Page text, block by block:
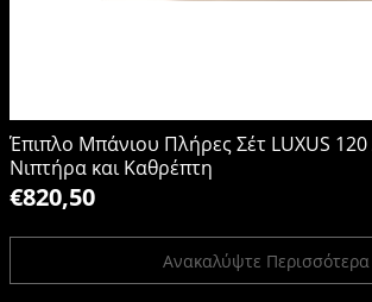
Έπιπλο Μπάνιου Πλήρες Σέτ LUXUS
Νιπτήρα και Καθρέπτη
€820,50
Ανακαλύψτε Περισσότερα